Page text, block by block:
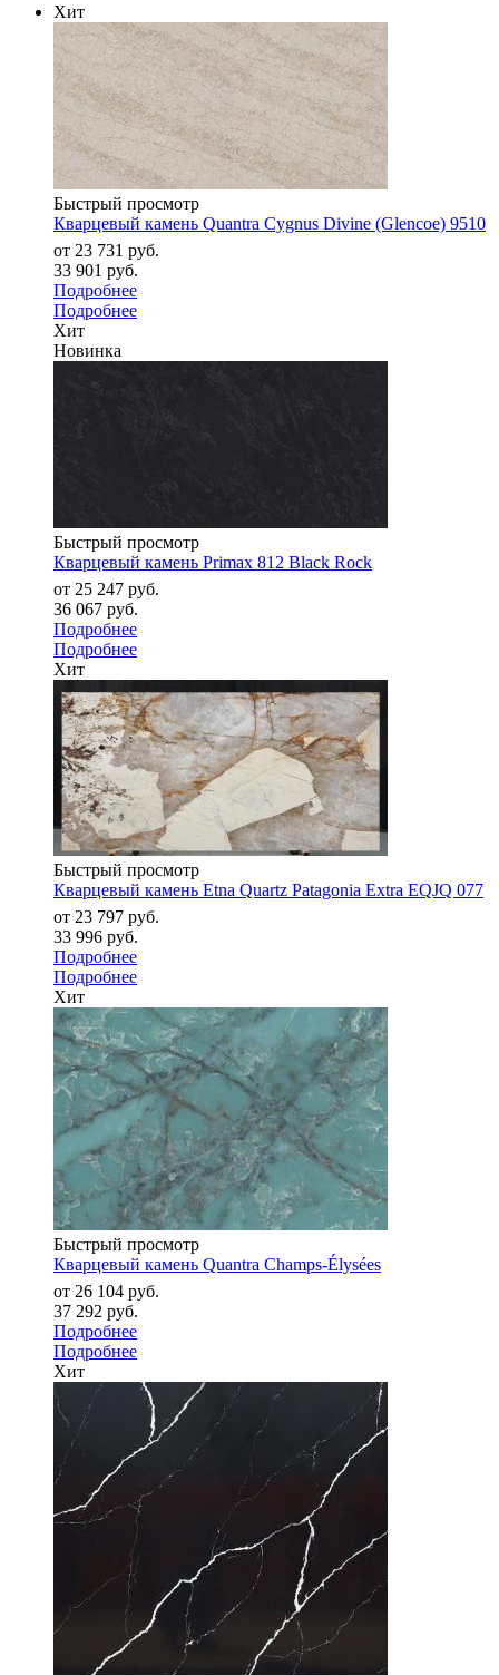
Хит
Быстрый просмотр
Кварцевый камень Quantra Cygnus Divine (Glencoe) 9510
от 23 731 руб.
33 901 руб.
Подробнее
Подробнее
Хит
Новинка
Быстрый просмотр
Кварцевый камень Primax ​​​​​​​812 Black Rock
от 25 247 руб.
36 067 руб.
Подробнее
Подробнее
Хит
Быстрый просмотр
Кварцевый камень Etna Quartz Patagonia Extra EQJQ 077
от 23 797 руб.
33 996 руб.
Подробнее
Подробнее
Хит
Быстрый просмотр
Кварцевый камень Quantra Champs-Élysées
от 26 104 руб.
37 292 руб.
Подробнее
Подробнее
Хит